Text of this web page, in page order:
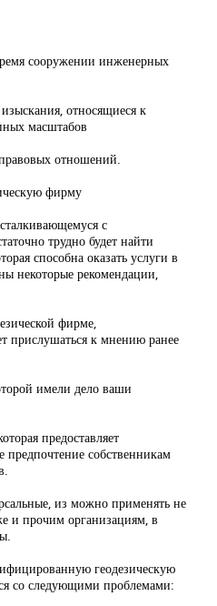
сооружении инженерных
относящиеся к
масштабов
отношений.
фирму
с
трудно будет найти
способна оказать услуги в
некоторые рекомендации,
фирме,
прислушаться к мнению ранее
имели дело ваши
предоставляет
предпочтение собственникам
из можно применять не
и прочим организациям, в
геодезическую
со следующими проблемами: